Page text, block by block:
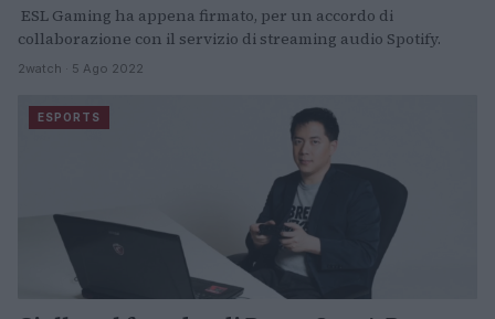
ESL Gaming ha appena firmato, per un accordo di
collaborazione con il servizio di streaming audio Spotify.
2watch · 5 Ago 2022
ESPORTS